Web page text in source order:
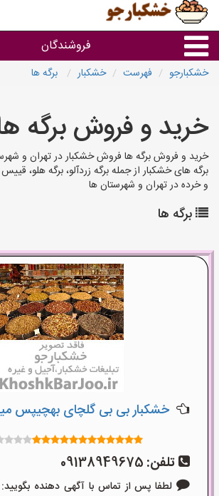
فروشندگان
فروشنده های استان ها
خشکبارجو فهرست خشکبار برگه ها
خرید و فروش برگه
خرید و فروش برگه ها فروش خشکبار در تهران و
برگه های خشکبار از جمله برگه زردآلو، برگه هلو،
و خرده در تهران و شهرستان ها
برگه ها
خشکبار بی بی گلچای بهچیپس
تلفن: 09138949675
لطفا پس از تماس با آگهی دهنده